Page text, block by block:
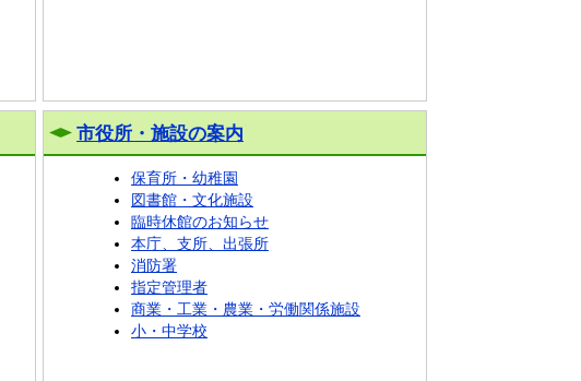
市役所・施設の案内
保育所・幼稚園
図書館・文化施設
臨時休館のお知らせ
本庁、支所、出張所
消防署
指定管理者
商業・工業・農業・労働関係施設
小・中学校